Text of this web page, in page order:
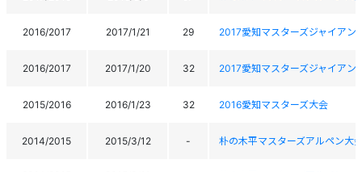
2016/2017 2017/1/21 29 2017愛知マスターズジャイアン
2016/2017 2017/1/20 32 2017愛知マスターズジャイアン
2015/2016 2016/1/23 32 2016愛知マスターズ大会
2014/2015 2015/3/12 - 朴の木平マスターズアルペン大